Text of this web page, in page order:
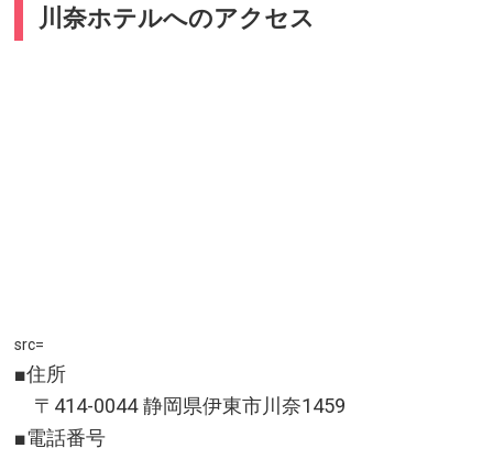
インとなっています。大きな窓からは明星ヶ岳の雄
川奈ホテルへのアクセス
src=
■住所
〒414-0044 静岡県伊東市川奈1459
■電話番号